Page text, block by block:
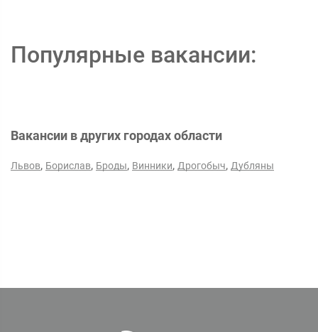
Популярные вакансии:
Вакансии в других городах области
Львов, Борислав, Броды, Винники, Дрогобыч, Дубляны